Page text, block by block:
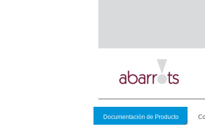
Documentación de Producto